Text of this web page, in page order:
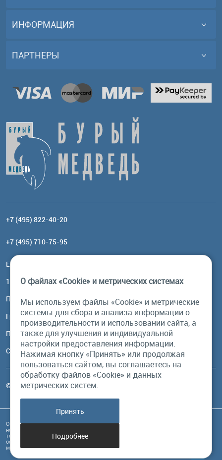
ИНФОРМАЦИЯ
ПАРТНЕРЫ
+7 (495) 822-40-20
+7 (495) 710-75-95
Email:
117485, Москва, ул. Профсоюзная, 84/32, корп 1
Посмотреть на карте
График работы
Пн-Пт: с 10:00 до 18:00
Сб, Вс: выходной
© Бурый Медведь MMXXVI. Все права защищены.
Обращаем Ваше внимание на то, что данный интернет-сайт и его содержимое
носит исключительно информационный характер и ни при каких условиях
техническая информация, размещенная на сайте, не являются публичной
офертой, определяемой положениями Статьи 437 Гражданского кодекса РФ, и
может быть изменена в любое время без предупреждения.
О файлах «Cookie» и метрических системах
Мы используем файлы «Cookie» и метрические
системы для сбора и анализа информации о
производительности и использовании сайта, а
также для улучшения и индивидуальной
настройки предоставления информации.
Нажимая кнопку «Принять» или продолжая
пользоваться сайтом, вы соглашаетесь на
обработку файлов «Cookie» и данных
метрических систем.
Принять
Подробнее